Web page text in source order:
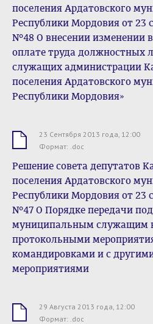
поселения Ардатовского
Республики Мордовия от 23
№48 О внесении изменении
оплате труда должностных
служащих администрации
поселения Ардатовского
Республики Мордовия»
23 Сентября 2013 года, 12:00
Формат: .doc
Решение совета депутатов
поселения Ардатовского
Республики Мордовия от 23
№47 О Порядке передачи
муниципальным служащим
протокольными
командировками и с
мероприятиями
29 Августа 2013 года, 12:00
Формат: .doc